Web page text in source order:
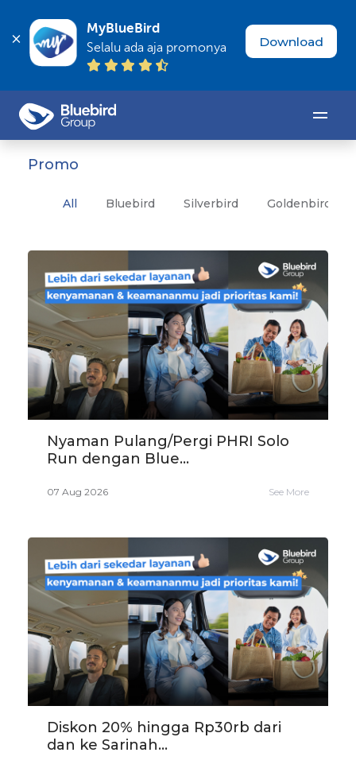
MyBlueBird
Selalu ada aja promonya Download
Promo
All Bluebird Silverbird Goldenbird
Nyaman Pulang/Pergi PHRI Solo
Run dengan Blue...
07 Aug 2026 See More
Diskon 20% hingga Rp30rb dari
dan ke Sarinah...